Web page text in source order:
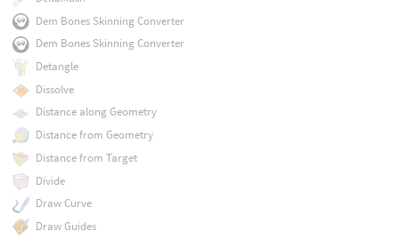
Dem Bones Skinning Converter
Dem Bones Skinning Converter
Detangle
Dissolve
Distance along Geometry
Distance from Geometry
Distance from Target
Divide
Draw Curve
Draw Guides